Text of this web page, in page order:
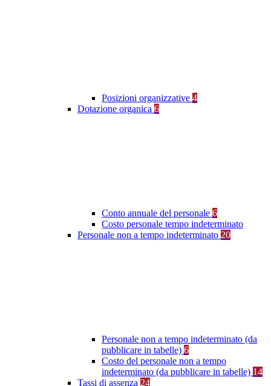
Posizioni organizzative 4
Dotazione organica 6
Conto annuale del personale 6
Costo personale tempo indeterminato
Personale non a tempo indeterminato 20
Personale non a tempo indeterminato (da
pubblicare in tabelle) 6
Costo del personale non a tempo
indeterminato (da pubblicare in tabelle) 14
Tassi di assenza 24